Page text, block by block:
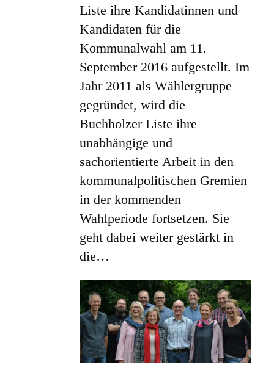
Liste ihre Kandidatinnen und
Kandidaten für die
Kommunalwahl am 11.
September 2016 aufgestellt. Im
Jahr 2011 als Wählergruppe
gegründet, wird die
Buchholzer Liste ihre
unabhängige und
sachorientierte Arbeit in den
kommunalpolitischen Gremien
in der kommenden
Wahlperiode fortsetzen. Sie
geht dabei weiter gestärkt in
die…